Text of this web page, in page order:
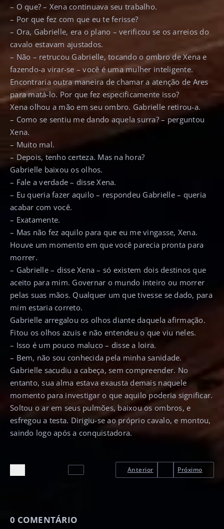
– O que? – Xena continuava seu trabalho.
– Por que fez com que eu te ferisse?
– Ora, Gabrielle, era o plano – verificou se os arreios do
cavalo estavam ajustados.
– Não – retrucou Gabrielle, tocando o ombro de Xena e
fazendo-a virar-se – você é uma mulher inteligente.
Encontraria outra maneira de chamar a atenção de Ares
para matá-lo. Por que fez especificamente isso?
Xena olhou a mão em seu ombro. Gabrielle retirou-a.
– Como se sentiu me dando aquela surra? – perguntou
Xena.
– Muito mal.
– Depois, tenho certeza. Mas na hora?
Gabrielle baixou os olhos.
– Fale a verdade – disse Xena.
– Eu queria fazer aquilo – respondeu Gabrielle – queria
acabar com você.
– Exatamente.
– Mas não fez aquilo para que eu me vingasse, Xena.
Houve um momento em que você parecia pronta para
morrer.
– Gabrielle – disse Xena – só existem dois destinos que
aceito para mim. Governar o mundo inteiro ou morrer
pelas suas mãos. Qualquer um que tivesse se dado, para
mim estaria correto.
Gabrielle arregalou os olhos diante daquela afirmação.
Fitou os olhos azuis e não entendeu o que viu neles.
– Isso é um pouco maluco – disse a loira.
– Bem, não sou conhecida pela minha sanidade.
Gabrielle sacudiu a cabeça, sem compreender. No
entanto, sua alma estava exausta demais naquele
momento para investigar o que aquilo poderia significar.
Soltou o ar em seus pulmões, baixou os ombros, e
esfregou a testa. Dirigiu-se ao próprio cavalo, e montou,
saindo logo após a conquistadora.
Anterior Próximo
0 COMENTÁRIO